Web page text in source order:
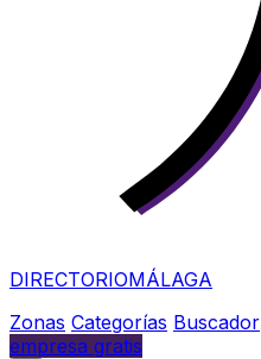
DIRECTORIOMÁLAGA
Zonas Categorías Buscador
empresa gratis